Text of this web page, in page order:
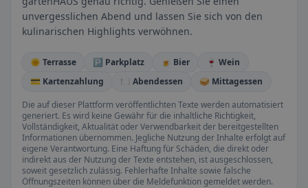
unvergesslichen Abend und lassen Sie sich von den
kulinarischen Highlights verwöhnen.
🌞 Terrasse 🅿️ Parkplatz 🍺 Bier
🍷 Wein
💳 Kartenzahlung
🍽️ Abendessen
🥪 Mittagessen
Die auf dieser Plattform veröffentlichten Texte werden automatisiert
generiert. Es wird keine Gewähr für die inhaltliche Richtigkeit,
Vollständigkeit, Aktualität oder Verwendbarkeit der bereitgestellten
Informationen übernommen. Jegliche Nutzung der Inhalte erfolgt auf
eigene Verantwortung. Eine Haftung für Schäden, die direkt oder
indirekt aus der Nutzung der Texte entstehen, ist ausgeschlossen,
soweit gesetzlich zulässig. Fehlerhafte Inhalte sowie falsche
Öffnungszeiten können über die Meldefunktion gemeldet werden.